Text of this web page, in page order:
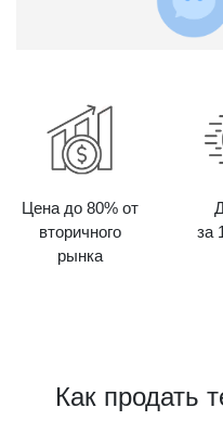
Цена до 80% от
вторичного
рынка
за
Как продать